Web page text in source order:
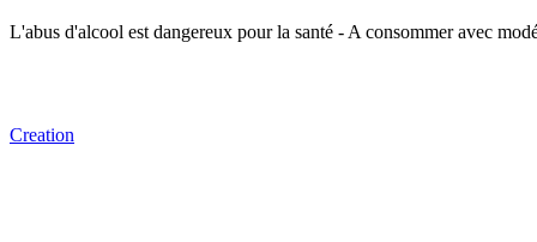
L'abus d'alcool est dangereux pour la santé - A consommer avec
Creation